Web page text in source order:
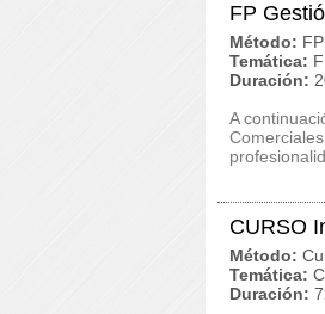
FP
Método:
Temática:
Duración:
A
CURSO
Método:
Temática:
Duración: